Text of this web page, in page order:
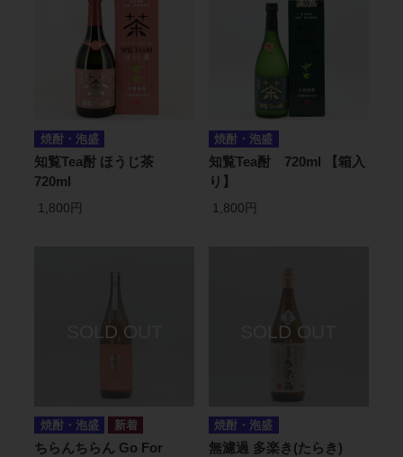
焼酎・泡盛
知覧Tea酎 ほうじ茶
720ml
1,800円
焼酎・泡盛
知覧Tea酎 720ml 【箱入
り】
1,800円
焼酎・泡盛
ちらんちらん Go For
焼酎・泡盛
無濾過 多楽き(たらき)